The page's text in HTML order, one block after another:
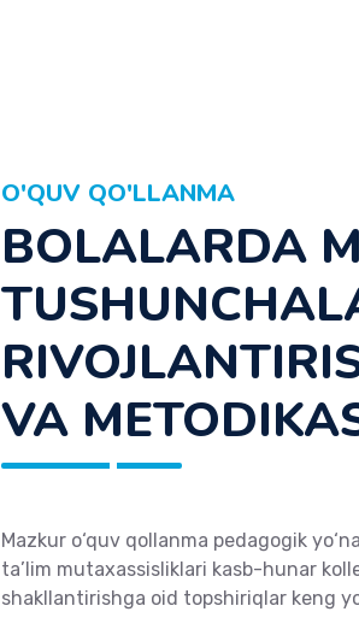
O'QUV QO'LLANMA
BOLALARDA
VA
Mazkur o‘quv qollanma pedagogik
ta’lim mutaxassisliklari kasb-hunar
shakllantirishga oid topshiriqlar keng